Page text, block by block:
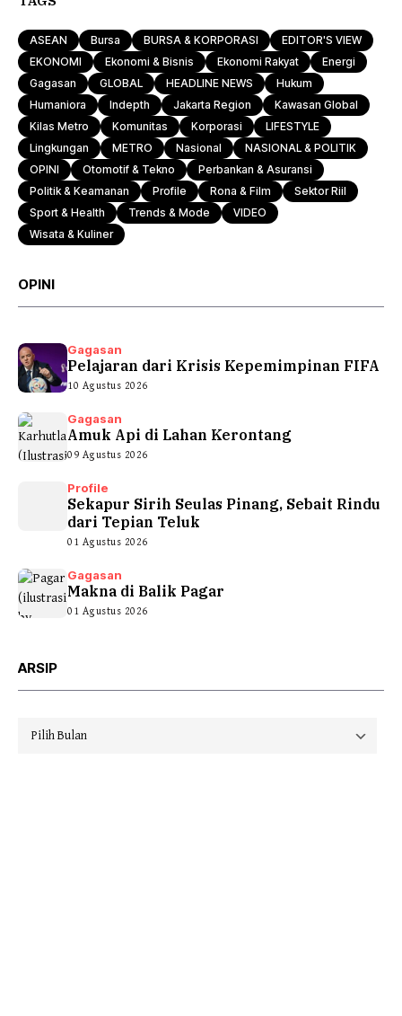
ASEAN Bursa BURSA & KORPORASI
EDITOR'S VIEW
EKONOMI
Ekonomi & Bisnis Ekonomi Rakyat
Energi
Gagasan
GLOBAL HEADLINE NEWS
Hukum
Humaniora
Indepth Jakarta Region
Kawasan Global
Kilas Metro
Komunitas Korporasi
LIFESTYLE
Lingkungan
METRO Nasional
NASIONAL & POLITIK
OPINI
Otomotif & Tekno
Perbankan & Asuransi
Politik & Keamanan
Profile Rona & Film
Sektor Riil
Sport & Health
Trends & Mode
VIDEO
Wisata & Kuliner
OPINI
Gagasan
Pelajaran dari Krisis Kepemimpinan FIFA
10 Agustus 2026
Gagasan
Amuk Api di Lahan Kerontang
09 Agustus 2026
Profile
Sekapur Sirih Seulas Pinang, Sebait Rindu
dari Tepian Teluk
01 Agustus 2026
Gagasan
Makna di Balik Pagar
01 Agustus 2026
ARSIP
Arsip